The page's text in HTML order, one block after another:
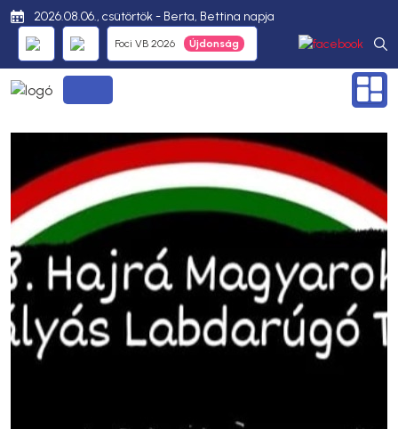
2026.08.06., csütörtök - Berta, Bettina napja
Foci VB 2026